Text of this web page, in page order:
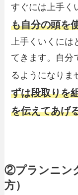
すぐには上手く
も自分の頭を
上手くいくに
てきます。自分
るようになりま
ずは段取りを
を伝えてあげ
②プランニン
方）